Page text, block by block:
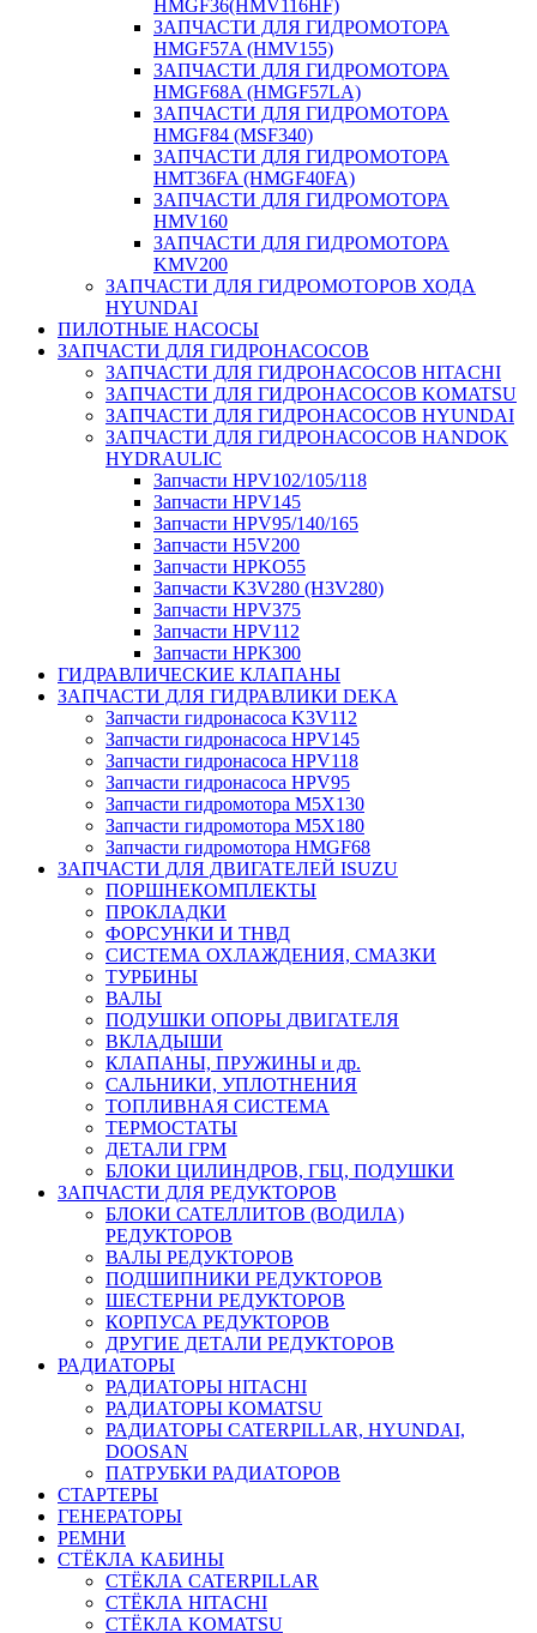
HMGF36(HMV116HF)
ЗАПЧАСТИ ДЛЯ ГИДРОМОТОРА
HMGF57A (HMV155)
ЗАПЧАСТИ ДЛЯ ГИДРОМОТОРА
HMGF68A (HMGF57LA)
ЗАПЧАСТИ ДЛЯ ГИДРОМОТОРА
HMGF84 (MSF340)
ЗАПЧАСТИ ДЛЯ ГИДРОМОТОРА
HMT36FA (HMGF40FA)
ЗАПЧАСТИ ДЛЯ ГИДРОМОТОРА
HMV160
ЗАПЧАСТИ ДЛЯ ГИДРОМОТОРА
KMV200
ЗАПЧАСТИ ДЛЯ ГИДРОМОТОРОВ ХОДА
HYUNDAI
ПИЛОТНЫЕ НАСОСЫ
ЗАПЧАСТИ ДЛЯ ГИДРОНАСОСОВ
ЗАПЧАСТИ ДЛЯ ГИДРОНАСОСОВ HITACHI
ЗАПЧАСТИ ДЛЯ ГИДРОНАСОСОВ KOMATSU
ЗАПЧАСТИ ДЛЯ ГИДРОНАСОСОВ HYUNDAI
ЗАПЧАСТИ ДЛЯ ГИДРОНАСОСОВ HANDOK
HYDRAULIC
Запчасти HPV102/105/118
Запчасти HPV145
Запчасти HPV95/140/165
Запчасти H5V200
Запчасти HPKO55
Запчасти K3V280 (H3V280)
Запчасти HPV375
Запчасти HPV112
Запчасти HPK300
ГИДРАВЛИЧЕСКИЕ КЛАПАНЫ
ЗАПЧАСТИ ДЛЯ ГИДРАВЛИКИ DEKA
Запчасти гидронасоса K3V112
Запчасти гидронасоса HPV145
Запчасти гидронасоса HPV118
Запчасти гидронасоса HPV95
Запчасти гидромотора M5X130
Запчасти гидромотора M5X180
Запчасти гидромотора HMGF68
ЗАПЧАСТИ ДЛЯ ДВИГАТЕЛЕЙ ISUZU
ПОРШНЕКОМПЛЕКТЫ
ПРОКЛАДКИ
ФОРСУНКИ И ТНВД
СИСТЕМА ОХЛАЖДЕНИЯ, СМАЗКИ
ТУРБИНЫ
ВАЛЫ
ПОДУШКИ ОПОРЫ ДВИГАТЕЛЯ
ВКЛАДЫШИ
КЛАПАНЫ, ПРУЖИНЫ и др.
САЛЬНИКИ, УПЛОТНЕНИЯ
ТОПЛИВНАЯ СИСТЕМА
ТЕРМОСТАТЫ
ДЕТАЛИ ГРМ
БЛОКИ ЦИЛИНДРОВ, ГБЦ, ПОДУШКИ
ЗАПЧАСТИ ДЛЯ РЕДУКТОРОВ
БЛОКИ САТЕЛЛИТОВ (ВОДИЛА)
РЕДУКТОРОВ
ВАЛЫ РЕДУКТОРОВ
ПОДШИПНИКИ РЕДУКТОРОВ
ШЕСТЕРНИ РЕДУКТОРОВ
КОРПУСА РЕДУКТОРОВ
ДРУГИЕ ДЕТАЛИ РЕДУКТОРОВ
РАДИАТОРЫ
РАДИАТОРЫ HITACHI
РАДИАТОРЫ KOMATSU
РАДИАТОРЫ CATERPILLAR, HYUNDAI,
DOOSAN
ПАТРУБКИ РАДИАТОРОВ
СТАРТЕРЫ
ГЕНЕРАТОРЫ
РЕМНИ
СТЁКЛА КАБИНЫ
СТЁКЛА CATERPILLAR
СТЁКЛА HITACHI
СТЁКЛА KOMATSU